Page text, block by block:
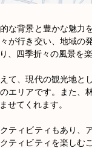
な背景と豊かな魅力
が行き交い、地域の
、四季折々の風景を
て、現代の観光地と
エリアです。また、
せてくれます。
ティビティもあり、
ティビティを楽しむ